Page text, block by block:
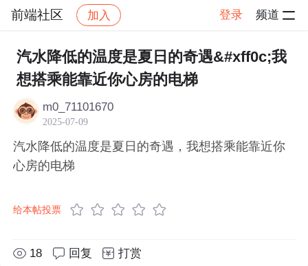
前端社区 加入 登录 频道
社区 前端社区 感慨 帖子详情
汽水降低的温度是夏日的奇遇&#xff0c;我
想搭乘能靠近你心房的电梯
m0_71101670
2025-07-09
汽水降低的温度是夏日的奇遇，我想搭乘能靠近你
心房的电梯
给本帖投票
18 回复 打赏